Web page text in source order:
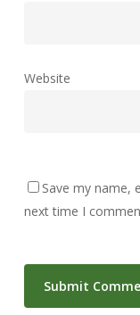
Website
Save my name,
next time I